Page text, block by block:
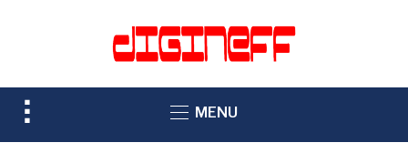
TOGGLE
SIDEBAR
MENU